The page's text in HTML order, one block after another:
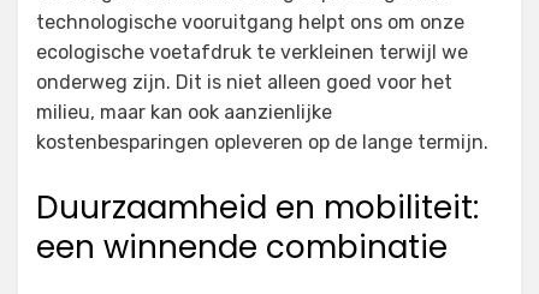
technologische vooruitgang helpt ons om onze
ecologische voetafdruk te verkleinen terwijl we
onderweg zijn. Dit is niet alleen goed voor het
milieu, maar kan ook aanzienlijke
kostenbesparingen opleveren op de lange termijn.
Duurzaamheid en mobiliteit:
een winnende combinatie